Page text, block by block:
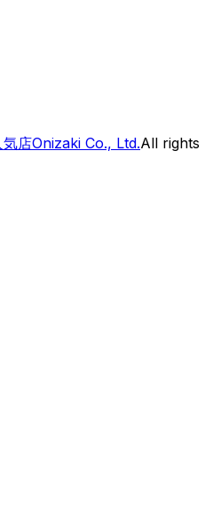
気店Onizaki Co., Ltd.All rights